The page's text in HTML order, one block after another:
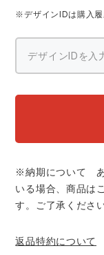
※デザインIDは購入履
※納期について あ
いる場合、商品は
す。ご了承ください
返品特約について